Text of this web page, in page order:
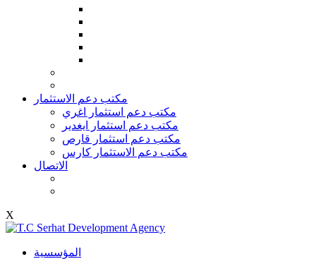
مكتب دعم الاستثمار
مكتب دعم استثمار اغري
مكتب دعم استثمار ايغدير
مكتب دعم استثمار قارص
مكتب دعم الاستثمار كارس
الاتصال
X
المؤسسية